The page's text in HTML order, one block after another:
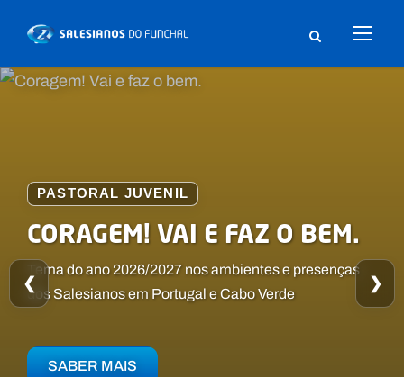
PASTORAL JUVENIL
CORAGEM! VAI E FAZ O BEM.
Tema do ano 2026/2027 nos ambientes e presenças
dos Salesianos em Portugal e Cabo Verde
SABER MAIS
SALESIANOS DO FUNCHAL:
AO RITMO DO CORAÇÃO
Uma proposta educativa inovadora, baseada nos
valores e na alegria de Dom Bosco.
SABER MAIS
ARTISPORT
Conheça as atividades do ArtiSport
❮ ❯